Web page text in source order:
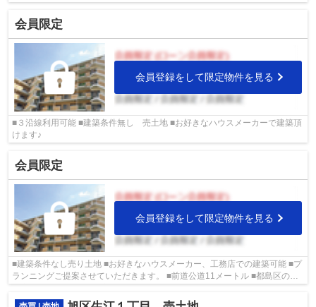
３４坪 ■旭区の物件情報は武和グルー...
会員限定
会員登録をして限定物件を見る
■３沿線利用可能 ■建築条件無し 売土地 ■お好きなハウスメーカーで建築頂
けます♪
会員限定
会員登録をして限定物件を見る
■建築条件なし売り土地 ■お好きなハウスメーカー、工務店での建築可能 ■プ
ランニングご提案させていただきます。 ■前道公道11メートル ■都島区の不